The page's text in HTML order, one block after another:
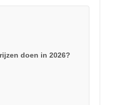
doen in 2026?